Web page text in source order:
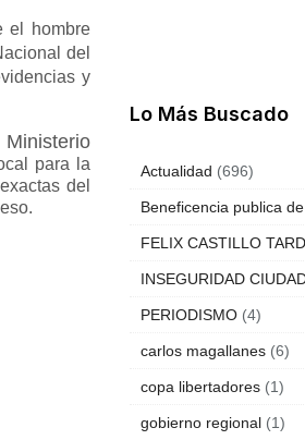
el hombre
del
y
para la
del
Lo Más Buscado
Actualidad (696)
Beneficencia publica
FELIX CASTILLO
INSEGURIDAD
PERIODISMO (4)
carlos magallanes (6)
copa libertadores (1)
gobierno regional (1)